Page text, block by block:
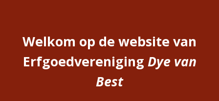
Welkom op de website van
Erfgoedvereniging Dye van
Best